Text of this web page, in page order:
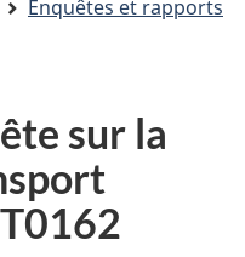
Enquêtes et rapports
sur la